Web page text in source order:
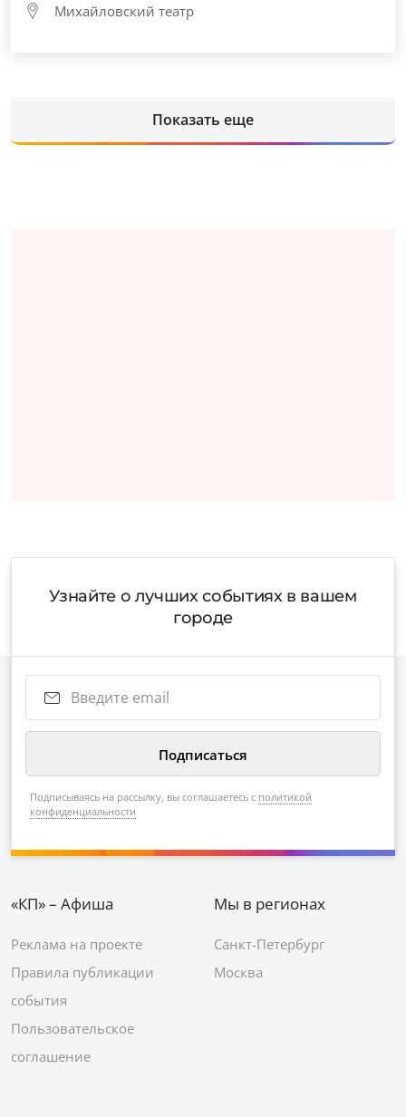
Михайловский театр
Показать еще
Узнайте о лучших событиях в вашем
городе
Подписываясь на рассылку, вы соглашаетесь с политикой
конфиденциальности
«КП» – Афиша
Реклама на проекте
Правила публикации
события
Пользовательское
соглашение
Мы в регионах
Санкт-Петербург
Москва